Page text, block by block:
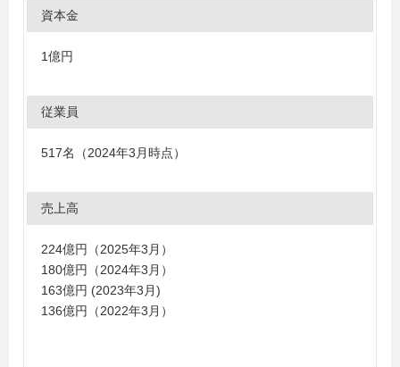
資本金
1億円
従業員
517名（2024年3月時点）
売上高
224億円（2025年3月）
180億円（2024年3月）
163億円 (2023年3月)
136億円（2022年3月）